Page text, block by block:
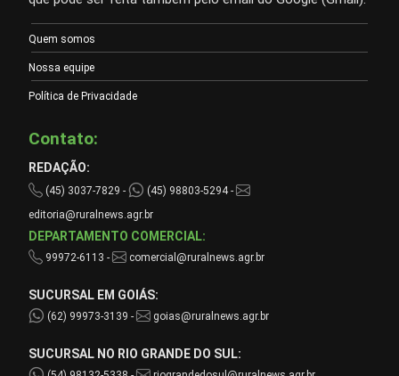
Quem somos
Nossa equipe
Política de Privacidade
Contato:
REDAÇÃO:
(45) 3037-7829 -
(45) 98803-5294 -
editoria@ruralnews.agr.br
DEPARTAMENTO COMERCIAL:
99972-6113 - comercial@ruralnews.agr.br
SUCURSAL EM GOIÁS:
(62) 99973-3139 - goias@ruralnews.agr.br
SUCURSAL NO RIO GRANDE DO SUL: